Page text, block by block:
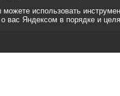
использовать
вас Яндексом в порядке и